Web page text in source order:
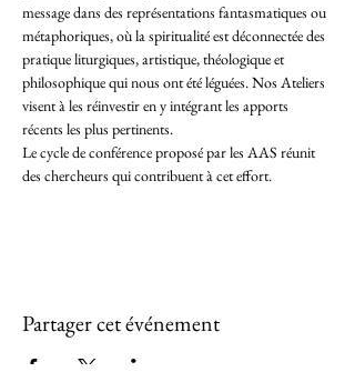
message dans des représentations fantasmatiques ou
métaphoriques, où la spiritualité est déconnectée des
pratique liturgiques, artistique, théologique et
philosophique qui nous ont été léguées. Nos Ateliers
visent à les réinvestir en y intégrant les apports
récents les plus pertinents.
Le cycle de conférence proposé par les AAS réunit
des chercheurs qui contribuent à cet effort.
Partager cet événement